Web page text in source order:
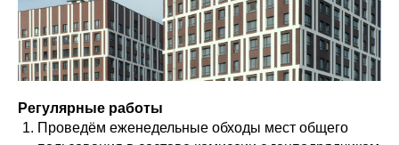
Регулярные работы
Проведём еженедельные обходы мест общего